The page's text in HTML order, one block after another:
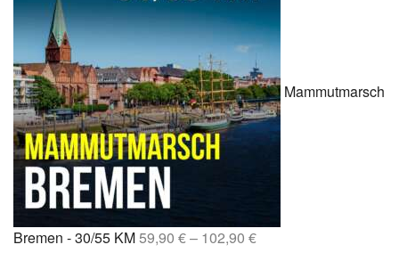
Mammutmarsch
Bremen - 30/55 KM59,90 €– 102,90 €